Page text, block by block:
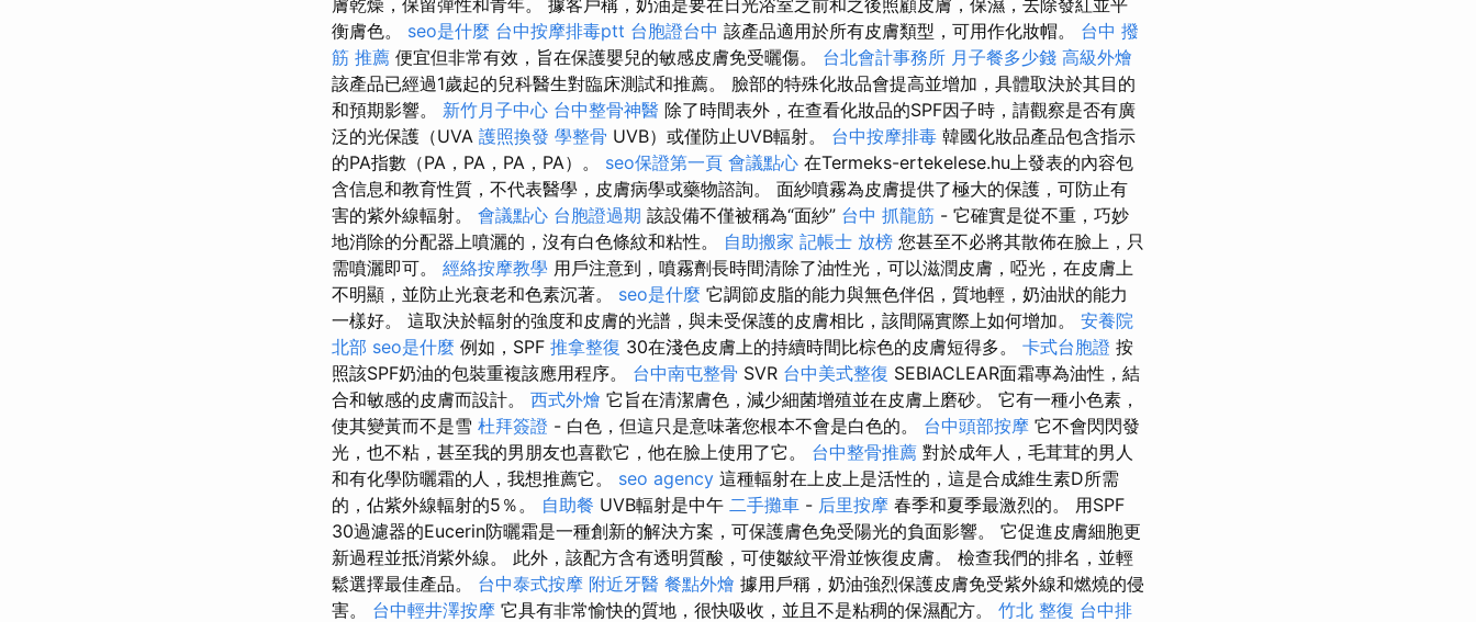
衡膚色。 seo是什麼 台中按摩排毒ptt 台胞證台中 該產品適用於所有皮膚類型，可用作化妝帽。 台中 撥
筋 推薦 便宜但非常有效，旨在保護嬰兒的敏感皮膚免受曬傷。 台北會計事務所 月子餐多少錢 高級外燴
該產品已經過1歲起的兒科醫生對臨床測試和推薦。 臉部的特殊化妝品會提高並增加，具體取決於其目的
和預期影響。 新竹月子中心 台中整骨神醫 除了時間表外，在查看化妝品的SPF因子時，請觀察是否有廣
泛的光保護（UVA 護照換發 學整骨 UVB）或僅防止UVB輻射。 台中按摩排毒 韓國化妝品產品包含指示
的PA指數（PA，PA，PA，PA）。 seo保證第一頁 會議點心 在Termeks-ertekelese.hu上發表的內容包
含信息和教育性質，不代表醫學，皮膚病學或藥物諮詢。 面紗噴霧為皮膚提供了極大的保護，可防止有
害的紫外線輻射。 會議點心 台胞證過期 該設備不僅被稱為“面紗” 台中 抓龍筋 - 它確實是從不重，巧妙
地消除的分配器上噴灑的，沒有白色條紋和粘性。 自助搬家 記帳士 放榜 您甚至不必將其散佈在臉上，只
需噴灑即可。 經絡按摩教學 用戶注意到，噴霧劑長時間清除了油性光，可以滋潤皮膚，啞光，在皮膚上
不明顯，並防止光衰老和色素沉著。 seo是什麼 它調節皮脂的能力與無色伴侶，質地輕，奶油狀的能力
一樣好。 這取決於輻射的強度和皮膚的光譜，與未受保護的皮膚相比，該間隔實際上如何增加。 安養院
北部 seo是什麼 例如，SPF 推拿整復 30在淺色皮膚上的持續時間比棕色的皮膚短得多。 卡式台胞證 按
照該SPF奶油的包裝重複該應用程序。 台中南屯整骨 SVR 台中美式整復 SEBIACLEAR面霜專為油性，結
合和敏感的皮膚而設計。 西式外燴 它旨在清潔膚色，減少細菌增殖並在皮膚上磨砂。 它有一種小色素，
使其變黃而不是雪 杜拜簽證 - 白色，但這只是意味著您根本不會是白色的。 台中頭部按摩 它不會閃閃發
光，也不粘，甚至我的男朋友也喜歡它，他在臉上使用了它。 台中整骨推薦 對於成年人，毛茸茸的男人
和有化學防曬霜的人，我想推薦它。 seo agency 這種輻射在上皮上是活性的，這是合成維生素D所需
的，佔紫外線輻射的5％。 自助餐 UVB輻射是中午 二手攤車 - 后里按摩 春季和夏季最激烈的。 用SPF
30過濾器的Eucerin防曬霜是一種創新的解決方案，可保護膚色免受陽光的負面影響。 它促進皮膚細胞更
新過程並抵消紫外線。 此外，該配方含有透明質酸，可使皺紋平滑並恢復皮膚。 檢查我們的排名，並輕
鬆選擇最佳產品。 台中泰式按摩 附近牙醫 餐點外燴 據用戶稱，奶油強烈保護皮膚免受紫外線和燃燒的侵
害。 台中輕井澤按摩 它具有非常愉快的質地，很快吸收，並且不是粘稠的保濕配方。 竹北 整復 台中排